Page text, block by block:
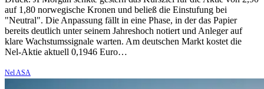
auf 1,80 norwegische Kronen und beließ die Einstufung bei
"Neutral". Die Anpassung fällt in eine Phase, in der das Papier
bereits deutlich unter seinem Jahreshoch notiert und Anleger auf
klare Wachstumssignale warten. Am deutschen Markt kostet die
Nel-Aktie aktuell 0,1946 Euro…
Nel ASA